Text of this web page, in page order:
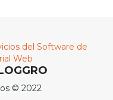
del Software de
Web
© 2022